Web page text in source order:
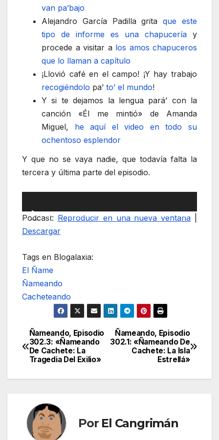
van pa’bajo
Alejandro García Padilla gritaque este
tipo de informe es una chapucería y
procede a visitar a los amos chapuceros
que lo llaman a capítulo
¡Llovió café en el campo! ¡Y hay trabajo
recogiéndolo pa’ to’ el mundo!
Y si te dejamos la lengua pará’ con la
canción «Él me mintió» de Amanda
Miguel, he aquí el video en todo su
ochentoso esplendor
Y que no se vaya nadie, que todavía falta la
tercera y última parte del episodio.
de
audio
00:00 00:00
Podcast: Reproducir en una nueva ventana
Descargar
Tags en Blogalaxia:
El Ñame
Ñameando
Cacheteando
Navegación
de
entradas
Ñameando, Episodio
302.1: «Ñameando De
Cachete: La Isla
Estrellá»
Ñameando, Episodio
302.3: «Ñameando
De Cachete: La
Tragedia Del Exilio»
Por El Cangrimán